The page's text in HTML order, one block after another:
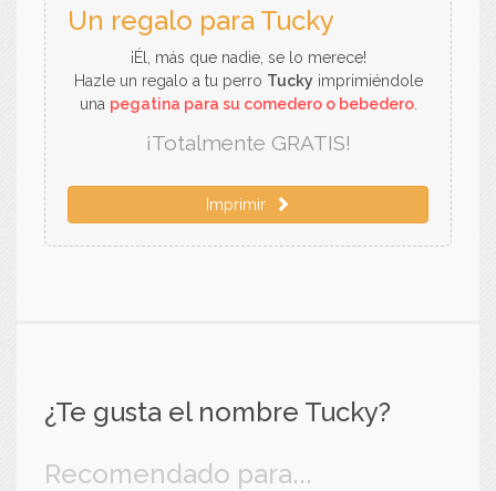
Un regalo para Tucky
¡Él, más que nadie, se lo merece!
Hazle un regalo a tu perro Tucky imprimiéndole
una pegatina para su comedero o bebedero.
¡Totalmente GRATIS!
Imprimir
¿Te gusta el nombre Tucky?
Recomendado para...